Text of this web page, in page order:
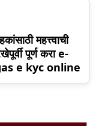
महत्त्वाची
पूर्ण करा e-
e kyc online